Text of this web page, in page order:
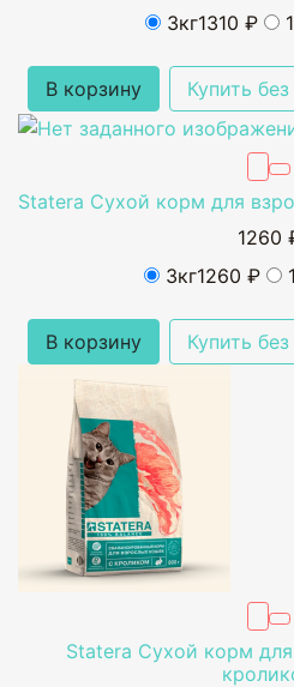
3кг1310 ₽
В корзину Купить
Statera Сухой корм для
1260
3кг1260 ₽
В корзину Купить
Statera Сухой корм